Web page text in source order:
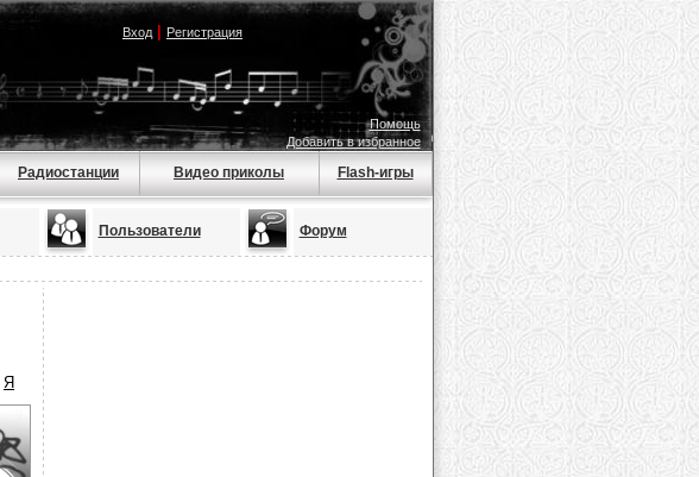
Вход| Регистрация
Помощь
Добавить в избранное
Радиостанции Видео приколы Flash-игры
Пользователи Форум
Я